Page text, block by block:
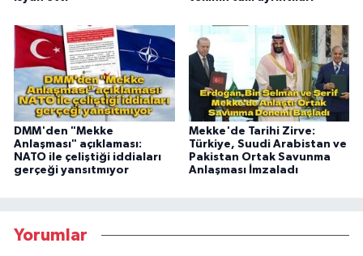
DMM'den "Mekke
Anlaşması" açıklaması:
NATO ile çeliştiği iddiaları
gerçeği yansıtmıyor
Mekke'de Tarihi Zirve:
Türkiye, Suudi Arabistan ve
Pakistan Ortak Savunma
Anlaşması İmzaladı
Yorumlar